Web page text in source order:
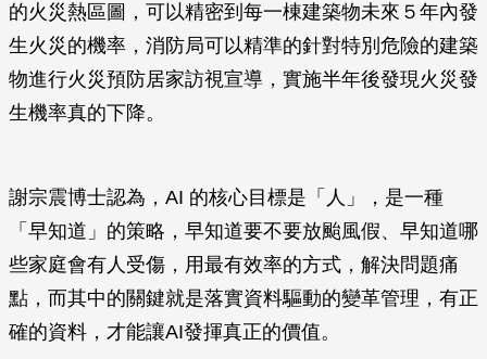
的火災熱區圖，可以精密到每一棟建築物未來５年內發
生火災的機率，消防局可以精準的針對特別危險的建築
物進行火災預防居家訪視宣導，實施半年後發現火災發
生機率真的下降。
謝宗震博士認為，AI 的核心目標是「人」，是一種
「早知道」的策略，早知道要不要放颱風假、早知道哪
些家庭會有人受傷，用最有效率的方式，解決問題痛
點，而其中的關鍵就是落實資料驅動的變革管理，有正
確的資料，才能讓AI發揮真正的價值。